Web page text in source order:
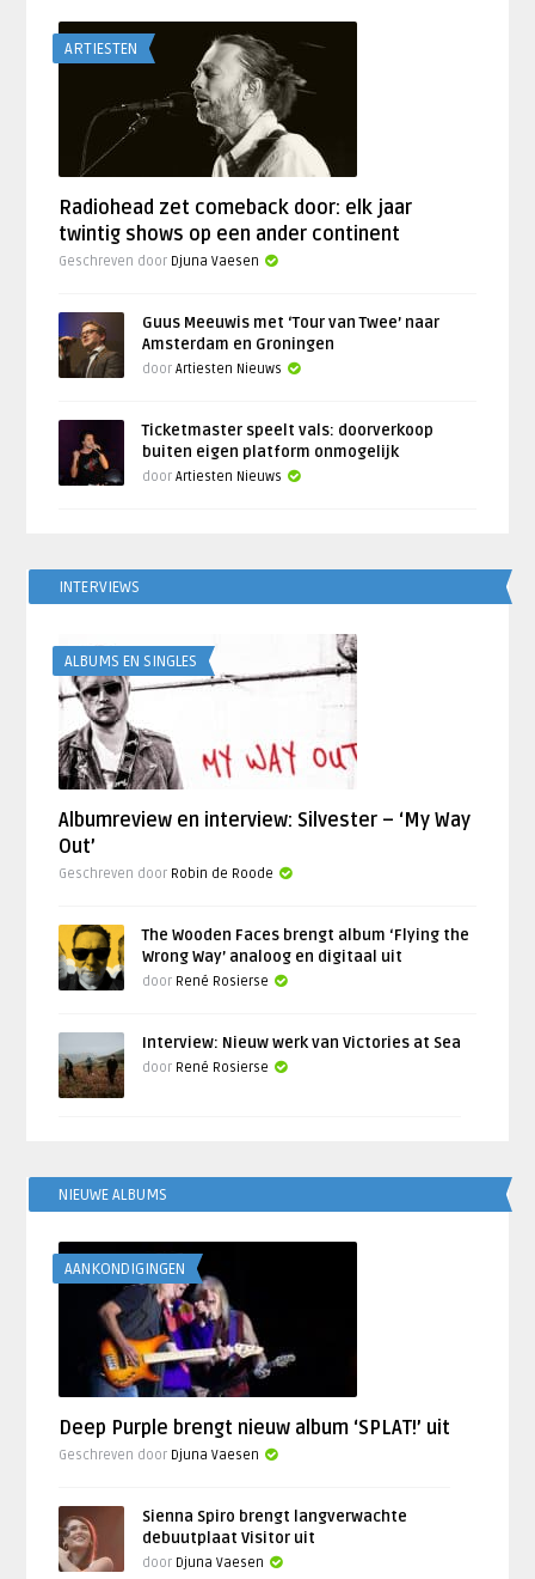
ARTIESTEN
Radiohead zet comeback door: elk jaar
twintig shows op een ander continent
Geschreven door Djuna Vaesen
Guus Meeuwis met ‘Tour van Twee’ naar
Amsterdam en Groningen
doorArtiesten Nieuws
Ticketmaster speelt vals: doorverkoop
buiten eigen platform onmogelijk
doorArtiesten Nieuws
INTERVIEWS
ALBUMS EN SINGLES
Albumreview en interview: Silvester – ‘My Way
Out’
Geschreven door Robin de Roode
The Wooden Faces brengt album ‘Flying the
Wrong Way’ analoog en digitaal uit
door René Rosierse
Interview: Nieuw werk van Victories at Sea
door René Rosierse
NIEUWE ALBUMS
AANKONDIGINGEN
Deep Purple brengt nieuw album ‘SPLAT!’ uit
Geschreven door Djuna Vaesen
Sienna Spiro brengt langverwachte
debuutplaat Visitor uit
door Djuna Vaesen